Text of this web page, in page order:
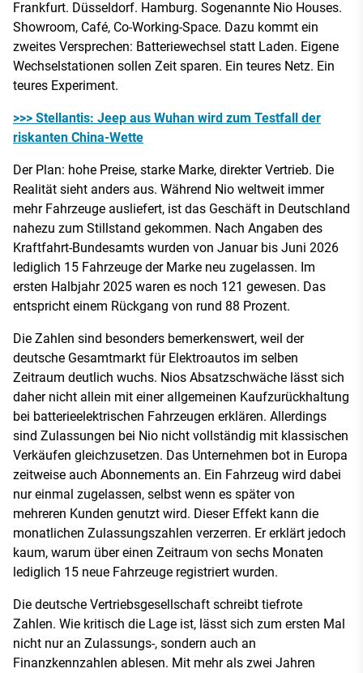
Frankfurt. Düsseldorf. Hamburg. Sogenannte Nio Houses.
Showroom, Café, Co-Working-Space. Dazu kommt ein
zweites Versprechen: Batteriewechsel statt Laden. Eigene
Wechselstationen sollen Zeit sparen. Ein teures Netz. Ein
teures Experiment.
>>> Stellantis: Jeep aus Wuhan wird zum Testfall der
riskanten China-Wette
Der Plan: hohe Preise, starke Marke, direkter Vertrieb. Die
Realität sieht anders aus. Während Nio weltweit immer
mehr Fahrzeuge ausliefert, ist das Geschäft in Deutschland
nahezu zum Stillstand gekommen. Nach Angaben des
Kraftfahrt-Bundesamts wurden von Januar bis Juni 2026
lediglich 15 Fahrzeuge der Marke neu zugelassen. Im
ersten Halbjahr 2025 waren es noch 121 gewesen. Das
entspricht einem Rückgang von rund 88 Prozent.
Die Zahlen sind besonders bemerkenswert, weil der
deutsche Gesamtmarkt für Elektroautos im selben
Zeitraum deutlich wuchs. Nios Absatzschwäche lässt sich
daher nicht allein mit einer allgemeinen Kaufzurückhaltung
bei batterieelektrischen Fahrzeugen erklären. Allerdings
sind Zulassungen bei Nio nicht vollständig mit klassischen
Verkäufen gleichzusetzen. Das Unternehmen bot in Europa
zeitweise auch Abonnements an. Ein Fahrzeug wird dabei
nur einmal zugelassen, selbst wenn es später von
mehreren Kunden genutzt wird. Dieser Effekt kann die
monatlichen Zulassungszahlen verzerren. Er erklärt jedoch
kaum, warum über einen Zeitraum von sechs Monaten
lediglich 15 neue Fahrzeuge registriert wurden.
Die deutsche Vertriebsgesellschaft schreibt tiefrote
Zahlen. Wie kritisch die Lage ist, lässt sich zum ersten Mal
nicht nur an Zulassungs-, sondern auch an
Finanzkennzahlen ablesen. Mit mehr als zwei Jahren